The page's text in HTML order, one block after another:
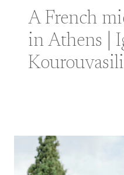
A French
in Athens |